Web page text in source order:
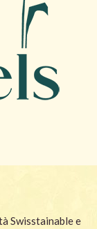
Swisstainable e